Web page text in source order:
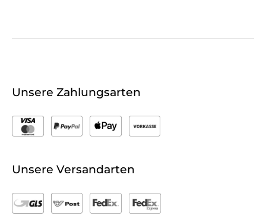
Unsere Zahlungsarten
Unsere Versandarten